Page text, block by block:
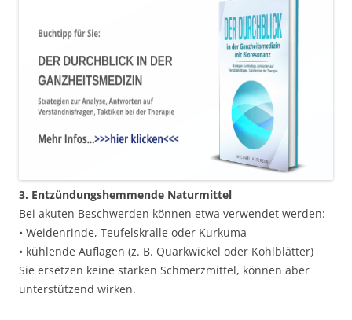
3. Entzündungshemmende Naturmittel
Bei akuten Beschwerden können etwa verwendet werden:
• Weidenrinde, Teufelskralle oder Kurkuma
• kühlende Auflagen (z. B. Quarkwickel oder Kohlblätter)
Sie ersetzen keine starken Schmerzmittel, können aber
unterstützend wirken.